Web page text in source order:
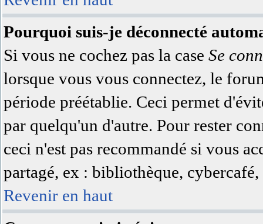
Pourquoi suis-je déconnecté
Si vous ne cochez pas la case Se
lorsque vous vous connectez, le
période préétablie. Ceci permet
par quelqu'un d'autre. Pour rester
ceci n'est pas recommandé si vous
partagé, ex : bibliothèque,
Revenir en haut